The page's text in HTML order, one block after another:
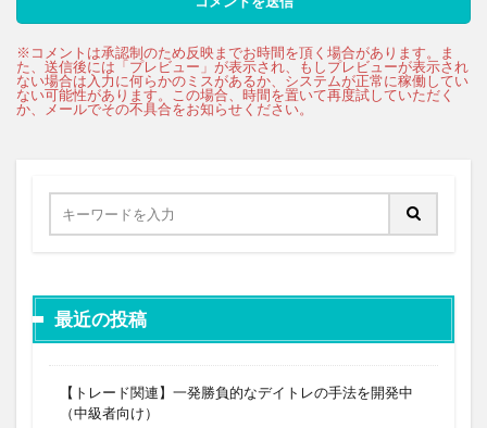
最近の投稿
【トレード関連】一発勝負的なデイトレの手法を開発中
（中級者向け）